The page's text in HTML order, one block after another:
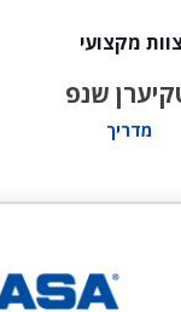
מקצועי
ערן שנפ
מדריך